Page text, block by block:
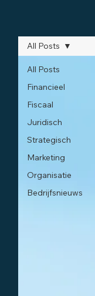
All Posts
Financieel
Fiscaal
Juridisch
Strategisch
Marketing
Organisatie
Bedrijfsnieuws
All Posts